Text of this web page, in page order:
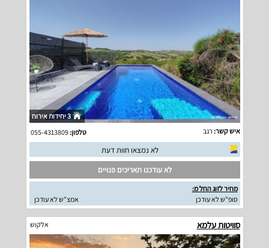
3 יחידות אירוח
איש קשר: רגב טלפון:055-4313809
לא נמצאו חוות דעת
לא עודכנו תאריכים פנויים
מחיר לזוג החל מ:
סופ"ש לא עודכן
אמצ"ש לא עודכן
סוויטות עלמא אלקוש